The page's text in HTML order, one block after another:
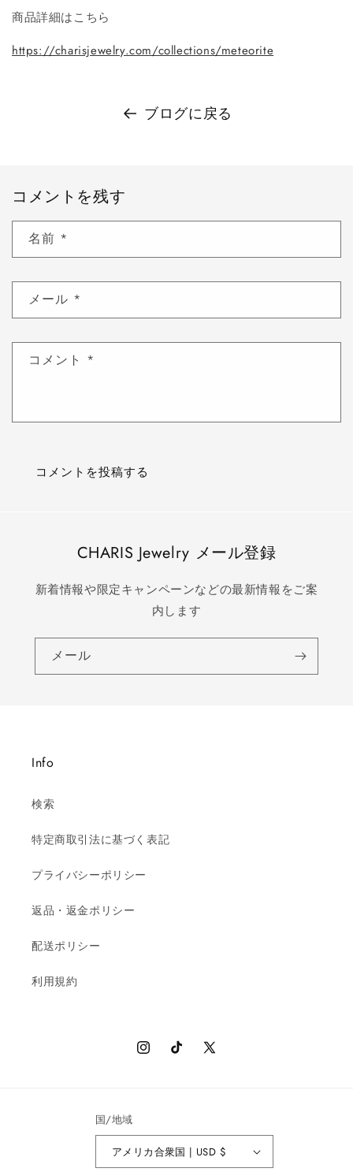
商品詳細はこちら
https://charisjewelry.com/collections/meteorite
ブログに戻る
コメントを残す
名前 *
メール *
コメント *
CHARIS Jewelry メール登録
新着情報や限定キャンペーンなどの最新情報をご案
内します
メール
Info
検索
特定商取引法に基づく表記
プライバシーポリシー
返品・返金ポリシー
配送ポリシー
利用規約
InstagramTikTok
X
国/地域
アメリカ合衆国 | USD $